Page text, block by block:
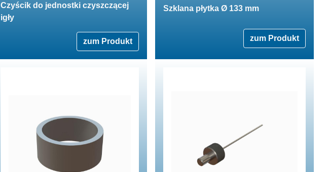
Czyścik do jednostki czyszczącej
igły
zum Produkt
Szklana płytka Ø 133 mm
zum Produkt